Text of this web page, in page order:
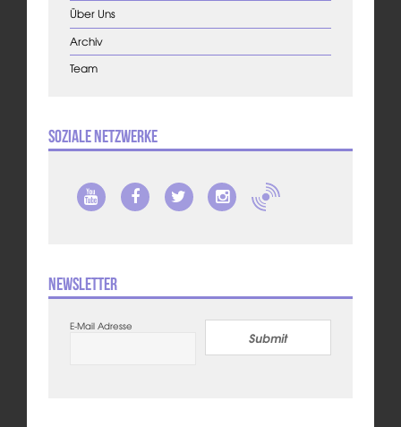
Über Uns
Archiv
Team
Soziale Netzwerke
Newsletter
E-Mail Adresse
Submit